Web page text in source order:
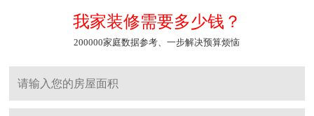
我家装修需要多少钱？
200000家庭数据参考、一步解决预算烦恼